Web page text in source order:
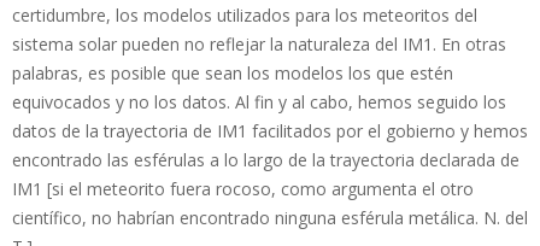
certidumbre, los modelos utilizados para los meteoritos del
sistema solar pueden no reflejar la naturaleza del IM1. En otras
palabras, es posible que sean los modelos los que estén
equivocados y no los datos. Al fin y al cabo, hemos seguido los
datos de la trayectoria de IM1 facilitados por el gobierno y hemos
encontrado las esférulas a lo largo de la trayectoria declarada de
IM1 [si el meteorito fuera rocoso, como argumenta el otro
científico, no habrían encontrado ninguna esférula metálica. N. del